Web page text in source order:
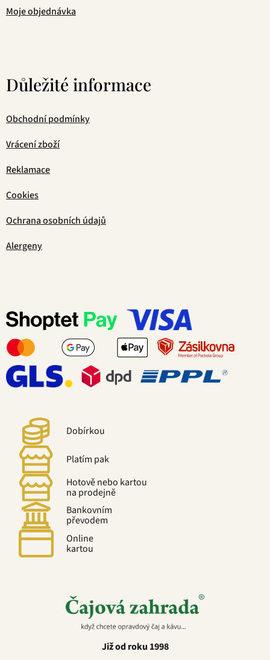
Moje objednávka
Důležité informace
Obchodní podmínky
Vrácení zboží
Reklamace
Cookies
Ochrana osobních údajů
Alergeny
Dobírkou
Platím pak
Hotově nebo kartou
na prodejně
Bankovním
převodem
Online
kartou
Již od roku 1998